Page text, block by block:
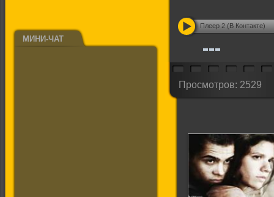
МИНИ-ЧАТ
Плеер 2 (В Контакте)
Просмотров: 2529